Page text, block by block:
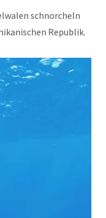
schnorcheln
Republik.